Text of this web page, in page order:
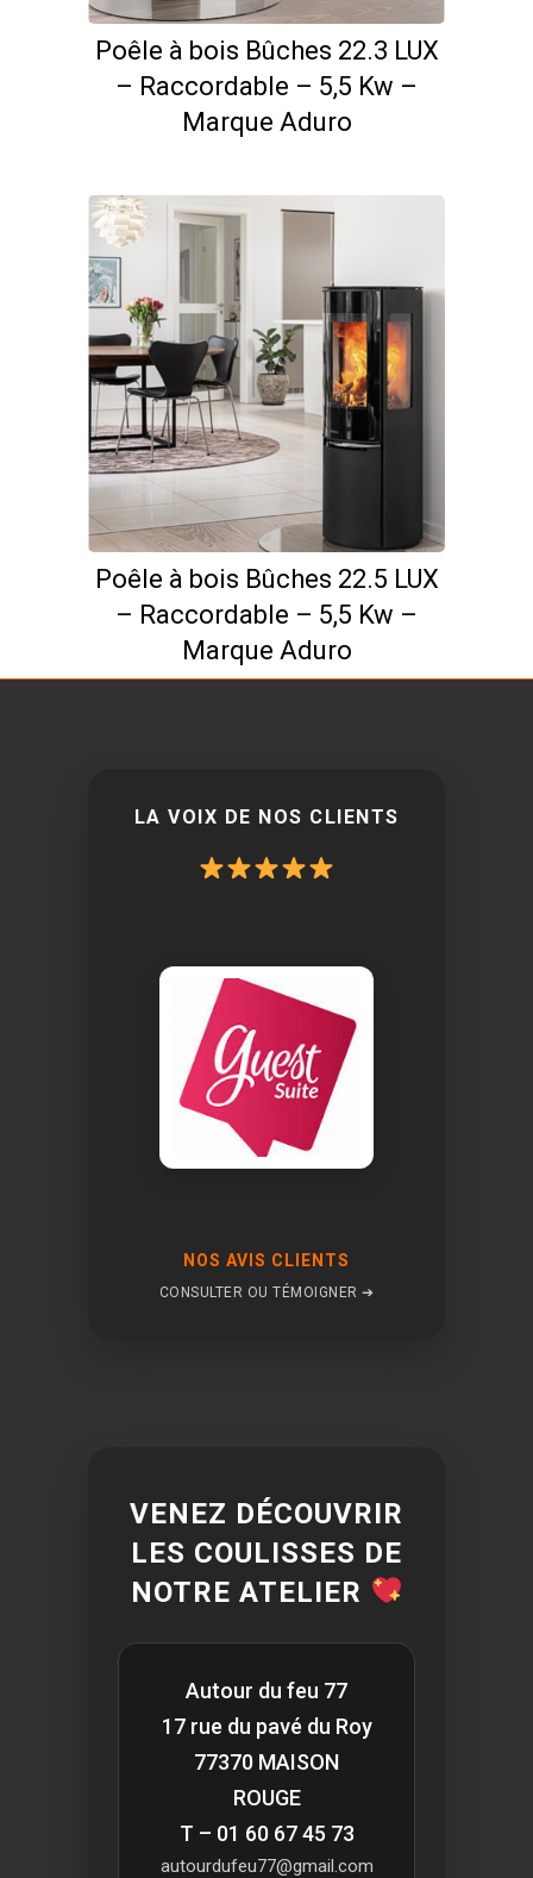
Poêle à bois Bûches 22.3 LUX
– Raccordable – 5,5 Kw –
Marque Aduro
Poêle à bois Bûches 22.5 LUX
– Raccordable – 5,5 Kw –
Marque Aduro
LA VOIX DE NOS CLIENTS
NOS AVIS CLIENTS
CONSULTER OU TÉMOIGNER ➔
VENEZ DÉCOUVRIR
LES COULISSES DE
NOTRE ATELIER
Autour du feu 77
17 rue du pavé du Roy
77370 MAISON
ROUGE
T – 01 60 67 45 73
autourdufeu77@gmail.com